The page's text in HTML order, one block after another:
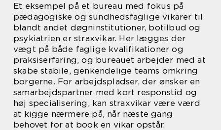
Et eksempel på et bureau med fokus på
pædagogiske og sundhedsfaglige vikarer til
blandt andet døgninstitutioner, botilbud og
psykiatrien er straxvikar. Her lægges der
vægt på både faglige kvalifikationer og
praksiserfaring, og bureauet arbejder med at
skabe stabile, genkendelige teams omkring
borgerne. For arbejdspladser, der ønsker en
samarbejdspartner med kort responstid og
høj specialisering, kan straxvikar være værd
at kigge nærmere på, når næste gang
behovet for at book en vikar opstår.